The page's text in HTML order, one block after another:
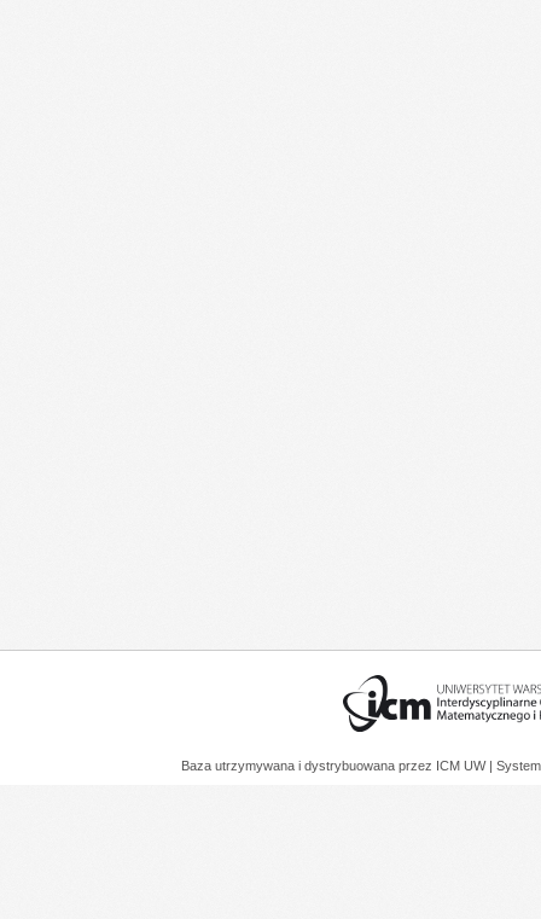
Baza utrzymywana i dystrybuowana przez ICM UW |